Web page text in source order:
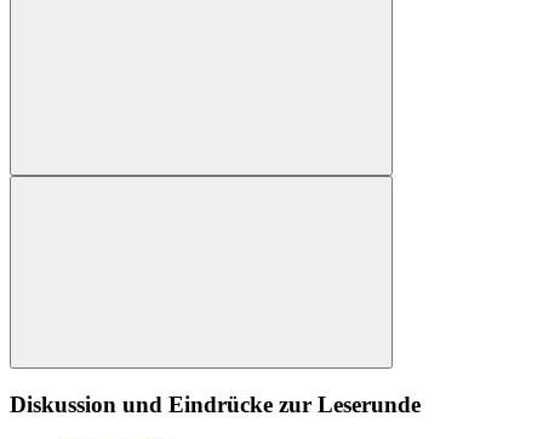
Diskussion und Eindrücke zur Leserunde